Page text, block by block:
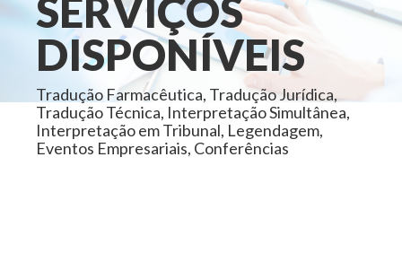
SERVIÇOS
DISPONÍVEIS
Tradução Farmacêutica, Tradução Jurídica,
Tradução Técnica, Interpretação Simultânea,
Interpretação em Tribunal, Legendagem,
Eventos Empresariais, Conferências